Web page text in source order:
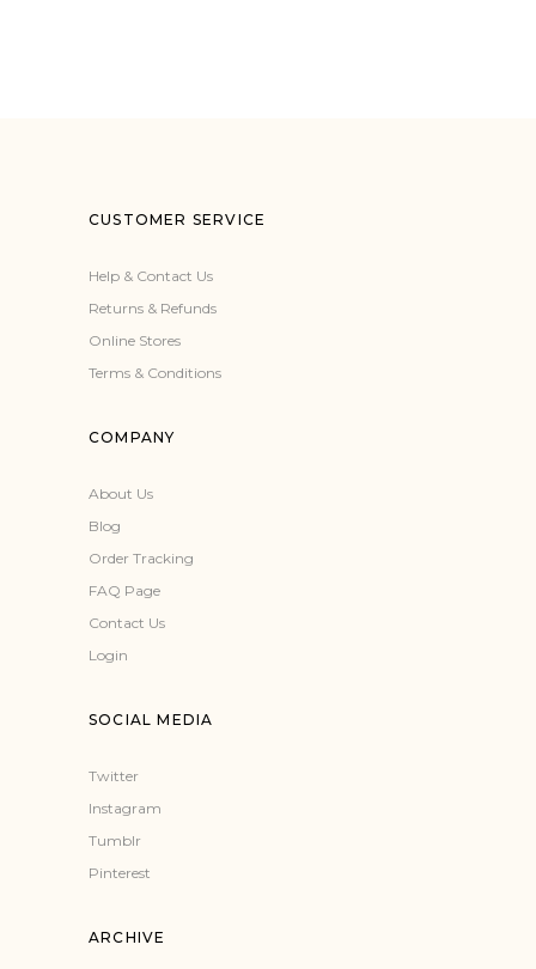
CUSTOMER SERVICE
Help & Contact Us
Returns & Refunds
Online Stores
Terms & Conditions
COMPANY
About Us
Blog
Order Tracking
FAQ Page
Contact Us
Login
SOCIAL MEDIA
Twitter
Instagram
Tumblr
Pinterest
ARCHIVE